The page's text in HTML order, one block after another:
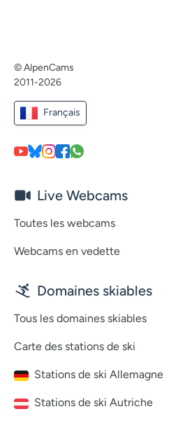
© AlpenCams
2011-2026
Français
Live Webcams
Toutes les webcams
Webcams en vedette
Domaines skiables
Tous les domaines skiables
Carte des stations de ski
Stations de ski Allemagne
Stations de ski Autriche